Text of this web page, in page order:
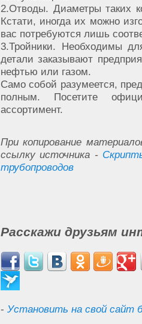
2.Отводы. Диаметры таких
Кстати, иногда их можно
вас потребуются лишь
3.Тройники. Необходимы
детали заказывают
нефтью или газом.
Само собой разумеется,
полным. Посетите
ассортимент.
При копирование
ссылку источника -
трубопроводов
Расскажи друзьям
- Установить на свой сайт